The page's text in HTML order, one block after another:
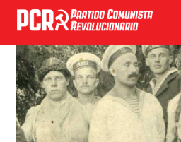
Skip
content